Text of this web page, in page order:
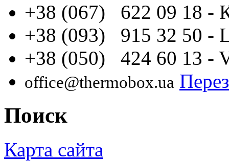
+38 (067) 622 09 18 -
+38 (093) 915 32 50 -
+38 (050) 424 60 13 -
office@thermobox.ua
Поиск
Карта сайта